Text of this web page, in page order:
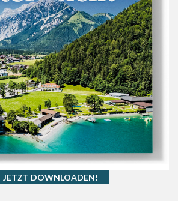
JETZT DOWNLOADEN!